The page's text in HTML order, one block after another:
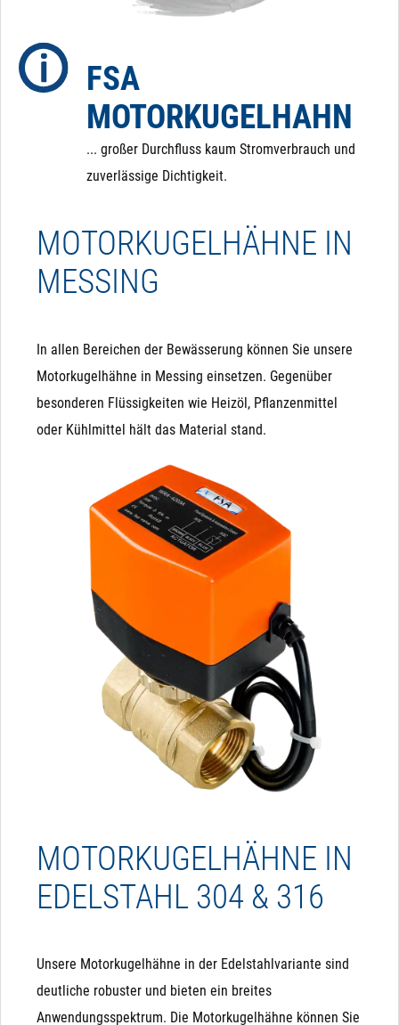
dass der Kugelhahn im Falle eines Stromausfalls in
eine definierte Position zurückfährt.
FSA
MOTORKUGELHAHN
... großer Durchfluss kaum Stromverbrauch und
zuverlässige Dichtigkeit.
MOTORKUGELHÄHNE IN
MESSING
In allen Bereichen der Bewässerung können Sie unsere
Motorkugelhähne in Messing einsetzen. Gegenüber
besonderen Flüssigkeiten wie Heizöl, Pflanzenmittel
oder Kühlmittel hält das Material stand.
MOTORKUGELHÄHNE IN
EDELSTAHL 304 & 316
Unsere Motorkugelhähne in der Edelstahlvariante sind
deutliche robuster und bieten ein breites
Anwendungsspektrum. Die Motorkugelhähne können Sie